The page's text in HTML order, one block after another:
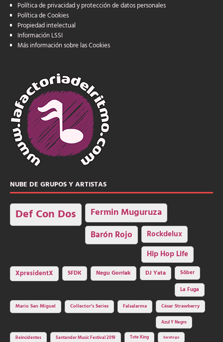
Política de privacidad y protección de datos personales
Política de Cookies
Propiedad intelectual
Información LSSI
Más información sobre las Cookies
NUBE DE GRUPOS Y ARTISTAS
Def Con Dos Fermin Muguruza
Barón Rojo Rockdelux
Hip Hop Life
XpresidentX SFDK Negu Gorriak DJ Yata
Sôber
La Fuga
Mario San Miguel
Collector's Series Falsalarma César Strawberry
Azul Y Negro
Reincidentes Santander Music Festival 2019 Tote King Saratoga